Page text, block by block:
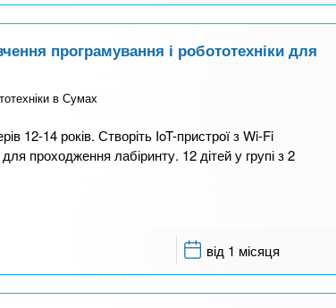
програмування і робототехніки для
в Сумах
12-14 років. Створіть IoT-пристрої з Wi-Fi
проходження лабіринту. 12 дітей у групі з 2
від 1 місяця